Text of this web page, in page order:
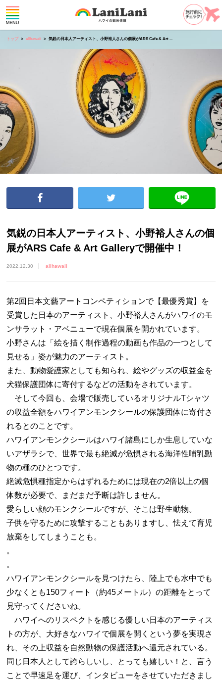
トップ allhawaii 気鋭の日本人アーティスト、小野裕人さんの個展がARS Cafe & Art ...
気鋭の日本人アーティスト、小野裕人さんの個
展がARS Cafe & Art Galleryで開催中！
2022.12.30 allhawaii
第2回日本文藝アートコンペティションで【最優秀賞】を
受賞した日本のアーティスト、小野裕人さんがハワイのモ
ンサラット・アベニューで現在個展を開かれています。
小野さんは「絵を描く制作過程の動画も作品の一つとして
見せる」姿が魅力のアーティスト。
また、動物愛護家としても知られ、絵やグッズの収益金を
犬猫保護団体に寄付するなどの活動をされています。
そして今回も、会場で販売しているオリジナルTシャツ
の収益全額をハワイアンモンクシールの保護団体に寄付さ
れるとのことです。
ハワイアンモンクシールはハワイ諸島にしか生息していな
いアザラシで、世界で最も絶滅が危惧される海洋性哺乳動
物の種のひとつです。
絶滅危惧種指定からはずれるためには現在の2倍以上の個
体数が必要で、まだまだ予断は許しません。
愛らしい顔のモンクシールですが、そこは野生動物。
子供を守るために攻撃することもありますし、怯えて育児
放棄をしてしまうことも。
。
。
ハワイアンモンクシールを見つけたら、陸上でも水中でも
少なくとも150フィート（約45メートル）の距離をとって
見守ってくださいね。
ハワイへのリスペクトを感じる優しい日本のアーティス
トの方が、大好きなハワイで個展を開くという夢を実現さ
れ、その上収益を自然動物の保護活動へ還元されている。
同じ日本人として誇らしいし、とっても嬉しい！と、言う
ことで早速足を運び、インタビューをさせていただきまし